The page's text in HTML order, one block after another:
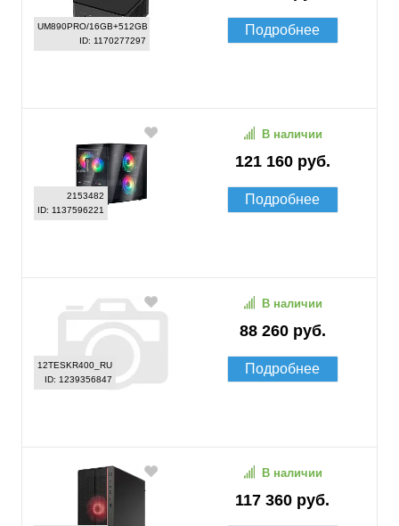
UM890PRO/16GB+512GB
ID: 1170277297
Подробнее
2153482
ID: 1137596221
121 160 руб.
В наличии
Подробнее
12TESKR400_RU
ID: 1239356847
88 260 руб.
В наличии
Подробнее
117 360 руб.
В наличии